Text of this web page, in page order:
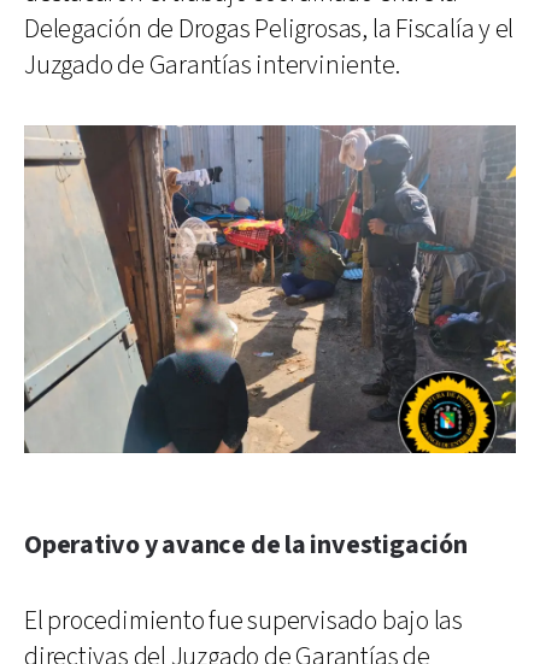
Delegación de Drogas Peligrosas, la Fiscalía y el
Juzgado de Garantías interviniente.
Operativo y avance de la investigación
El procedimiento fue supervisado bajo las
directivas del Juzgado de Garantías de